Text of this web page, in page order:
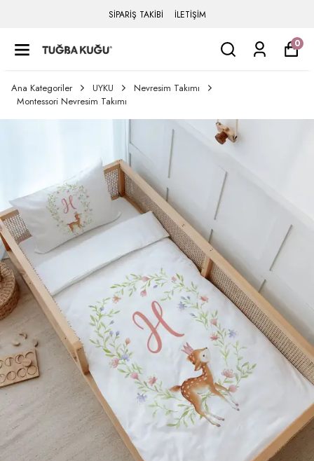
SİPARİŞ TAKİBİ İLETİŞİM
0
Ana Kategoriler UYKU
Nevresim Takımı
Montessori Nevresim Takımı